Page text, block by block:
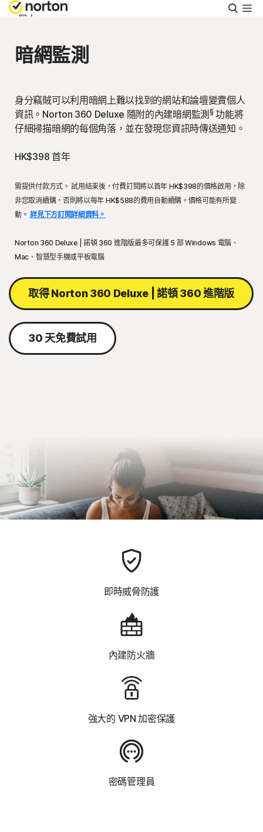
搜
尋
個人
Small Business
支援
免費試用
登入
暗網監測
身分竊賊可以利用暗網上難以找到的網站和論壇變賣個人
資訊。Norton 360 Deluxe 隨附的內建暗網監測 §功能將
仔細掃描暗網的每個角落，並在發現您資訊時傳送通知。
HK$398 首年
需提供付款方式。 試用結束後，付費訂閱將以首年 HK$398的價格啟用，除
非您取消續購，否則將以每年 HK$588的費用自動續購。價格可能有所變
動。詳見下方訂閱詳細資料。
Norton 360 Deluxe | 諾頓 360 進階版最多可保護 5 部 Windows 電腦、
Mac、智慧型手機或平板電腦
取得 Norton 360 Deluxe | 諾頓 360 進階版
30 天免費試用
即時威脅防護
內建防火牆
強大的 VPN 加密保護
密碼管理員